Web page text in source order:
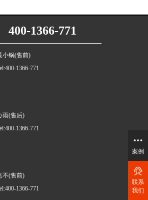
1366-771
小锅(售前)
1366-771
雨(售后)
1366-771
不(售前)
1366-771
案例
联系
我们